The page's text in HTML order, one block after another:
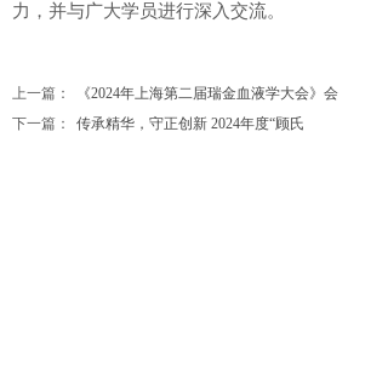
力，并与广大学员进行深入交流。
上一篇：
《2024年上海第二届瑞金血液学大会》会
下一篇：
传承精华，守正创新 2024年度“顾氏